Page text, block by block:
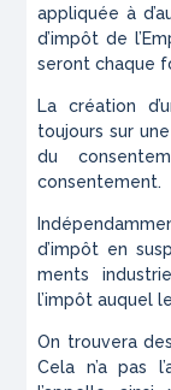
appliquée à
d’impôt de
seront chaque
La création
toujours sur
du
consentement.
d’impôt en
ments
l’impôt auquel
On trouvera
Cela n’a pas